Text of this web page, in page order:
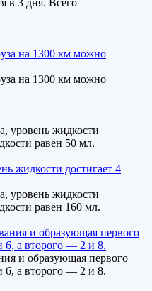
в 3 дня. Всего
на 1300 км можно
на 1300 км можно
уровень жидкости
равен 50 мл.
уровень жидкости
равен 160 мл.
и образующая первого
6, а второго — 2 и 8.